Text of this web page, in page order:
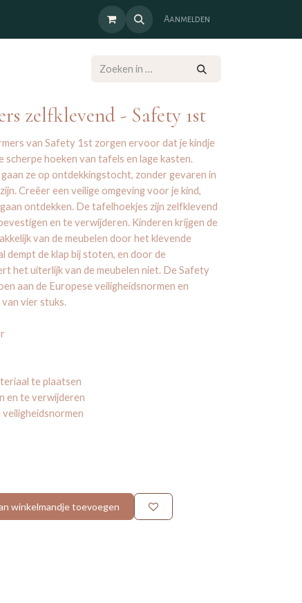
Aanmelden
zelfklevend - Safety 1st
van Safety 1st zorgen ervoor dat je kindje
scherpe hoeken van tafels en lage kasten.
ze op ontdekkingstocht, zonder gevaren in
Creëer een veilige omgeving voor je kind,
ontdekken. De tafelhoekjes zijn zelfklevend
en te verwijderen. Kinderen krijgen de
van de meubelen door het klevende
de klap bij stoten, en door de
het uiterlijk van de meubelen niet. De Safety
aan de Europese veiligheidsnormen en
vier stuks.
te plaatsen
en te verwijderen
winkelmandje toevoegen